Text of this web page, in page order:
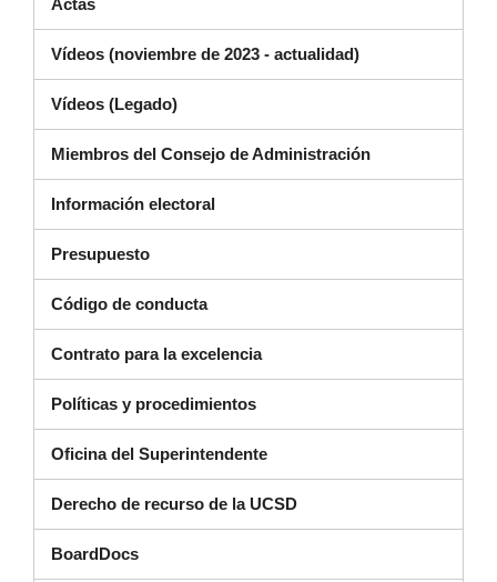
Actas
Vídeos (noviembre de 2023 - actualidad)
Vídeos (Legado)(se abre en una ventana nueva)
Miembros del Consejo de Administración
Información electoral
Presupuesto
Código de conducta(se abre en una nueva ventana)
Contrato para la excelencia
Políticas y procedimientos
Oficina del Superintendente
Derecho de recurso de la UCSD
BoardDocs(se abre en una nueva ventana)